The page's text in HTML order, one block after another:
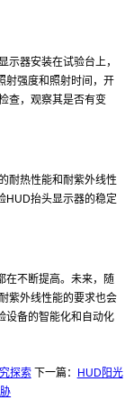
器安装在试验台上，
射强度和照射时间，开
查，观察其是否有变
耐热性能和耐紫外线性
HUD抬头显示器的稳定
在不断提高。未来，随
紫外线性能的要求也会
设备的智能化和自动化
探索下一篇：
HUD阳光